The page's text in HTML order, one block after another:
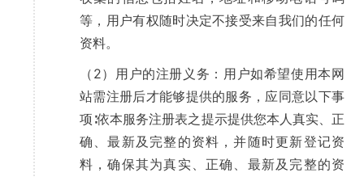
等，用户有权随时决定不接受来自我们的任何
资料。
（2）用户的注册义务：用户如希望使用本网
站需注册后才能够提供的服务，应同意以下事
项∶依本服务注册表之提示提供您本人真实、正
确、最新及完整的资料，并随时更新登记资
料，确保其为真实、正确、最新及完整的资